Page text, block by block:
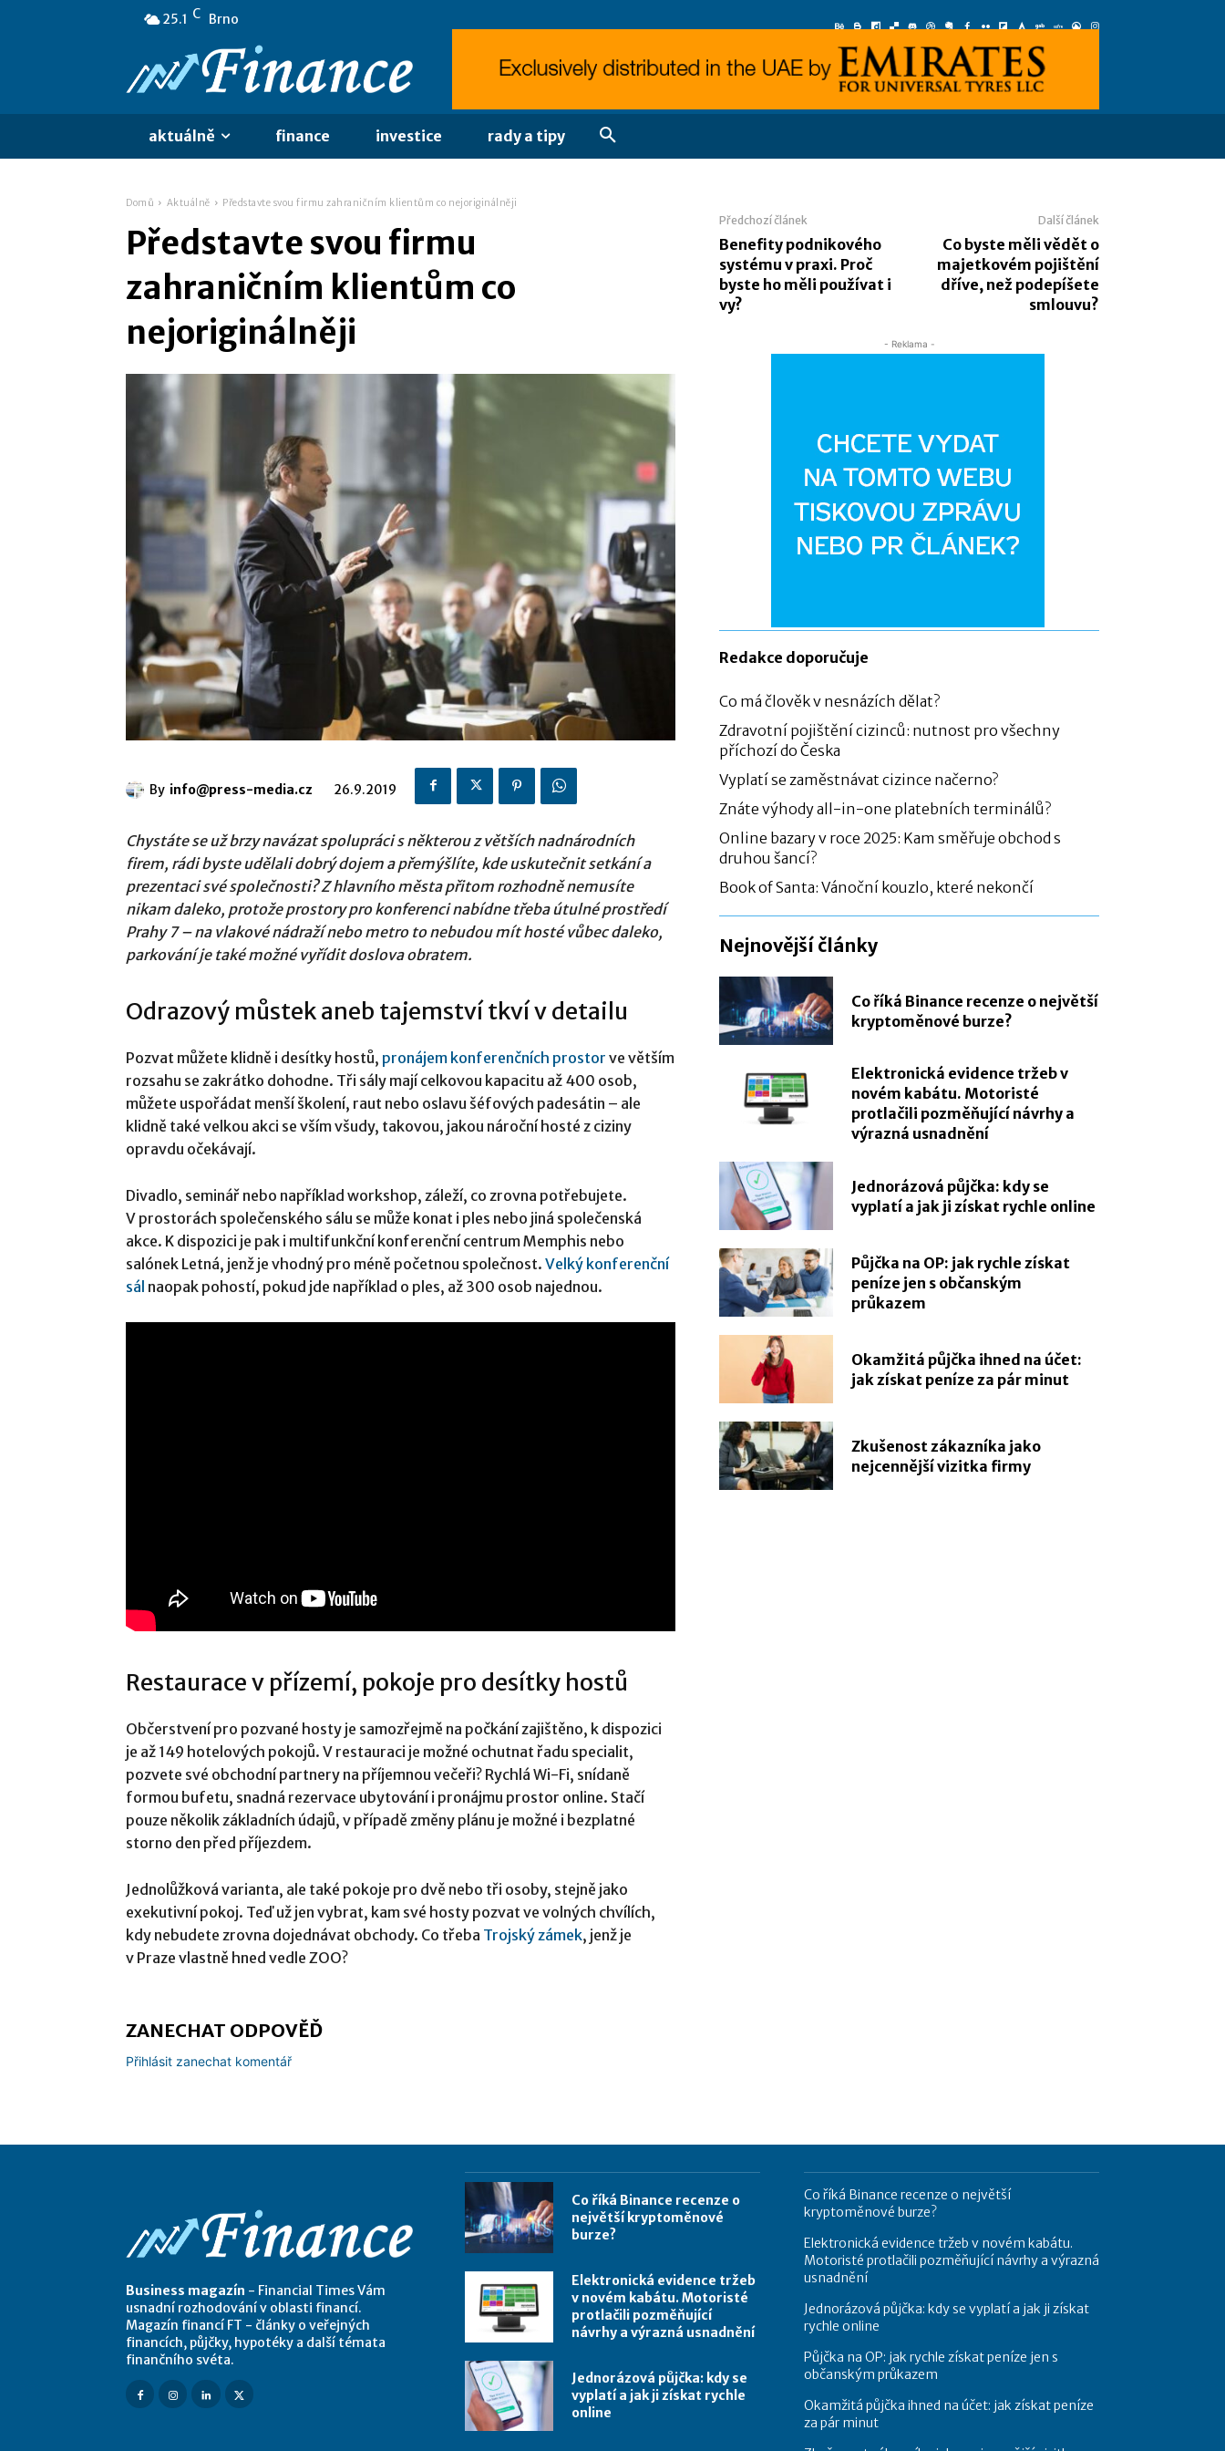
25.1 C Brno
aktuálně finance investice rady a tipy
Domů Aktuálně Představte svou firmu zahraničním klientům co nejoriginálněji
Představte svou firmu
zahraničním klientům co
nejoriginálněji
By info@press-media.cz 26.9.2019
Chystáte se už brzy navázat spolupráci s některou z větších nadnárodních
firem, rádi byste udělali dobrý dojem a přemýšlíte, kde uskutečnit setkání a
prezentaci své společnosti? Z hlavního města přitom rozhodně nemusíte
nikam daleko, protože prostory pro konferenci nabídne třeba útulné prostředí
Prahy 7 – na vlakové nádraží nebo metro to nebudou mít hosté vůbec daleko,
parkování je také možné vyřídit doslova obratem.
Odrazový můstek aneb tajemství tkví v detailu
Pozvat můžete klidně i desítky hostů, pronájem konferenčních prostor ve větším
rozsahu se zakrátko dohodne. Tři sály mají celkovou kapacitu až 400 osob,
můžete uspořádat menší školení, raut nebo oslavu šéfových padesátin – ale
klidně také velkou akci se vším všudy, takovou, jakou nároční hosté z ciziny
opravdu očekávají.
Divadlo, seminář nebo například workshop, záleží, co zrovna potřebujete.
V prostorách společenského sálu se může konat i ples nebo jiná společenská
akce. K dispozici je pak i multifunkční konferenční centrum Memphis nebo
salónek Letná, jenž je vhodný pro méně početnou společnost. Velký konferenční
sál naopak pohostí, pokud jde například o ples, až 300 osob najednou.
Restaurace v přízemí, pokoje pro desítky hostů
Občerstvení pro pozvané hosty je samozřejmě na počkání zajištěno, k dispozici
je až 149 hotelových pokojů. V restauraci je možné ochutnat řadu specialit,
pozvete své obchodní partnery na příjemnou večeři? Rychlá Wi-Fi, snídaně
formou bufetu, snadná rezervace ubytování i pronájmu prostor online. Stačí
pouze několik základních údajů, v případě změny plánu je možné i bezplatné
storno den před příjezdem.
Jednolůžková varianta, ale také pokoje pro dvě nebo tři osoby, stejně jako
exekutivní pokoj. Teď už jen vybrat, kam své hosty pozvat ve volných chvílích,
kdy nebudete zrovna dojednávat obchody. Co třeba Trojský zámek, jenž je
v Praze vlastně hned vedle ZOO?
Předchozí článek
Benefity podnikového
systému v praxi. Proč
byste ho měli používat i
vy?
Další článek
Co byste měli vědět o
majetkovém pojištění
dříve, než podepíšete
smlouvu?
- Reklama -
Redakce doporučuje
Co má člověk v nesnázích dělat?
Zdravotní pojištění cizinců: nutnost pro všechny
příchozí do Česka
Vyplatí se zaměstnávat cizince načerno?
Znáte výhody all-in-one platebních terminálů?
Online bazary v roce 2025: Kam směřuje obchod s
druhou šancí?
Book of Santa: Vánoční kouzlo, které nekončí
Nejnovější články
Co říká Binance recenze o největší
kryptoměnové burze?
Elektronická evidence tržeb v
novém kabátu. Motoristé
protlačili pozměňující návrhy a
výrazná usnadnění
Jednorázová půjčka: kdy se
vyplatí a jak ji získat rychle online
Půjčka na OP: jak rychle získat
peníze jen s občanským
průkazem
Okamžitá půjčka ihned na účet:
jak získat peníze za pár minut
Zkušenost zákazníka jako
nejcennější vizitka firmy
ZANECHAT ODPOVĚĎ
Přihlásit zanechat komentář
Business magazín - Financial Times Vám
usnadní rozhodování v oblasti financí.
Magazín financí FT - články o veřejných
financích, půjčky, hypotéky a další témata
finančního svéta.
Co říká Binance recenze o
největší kryptoměnové
burze?
Elektronická evidence tržeb
v novém kabátu. Motoristé
protlačili pozměňující
návrhy a výrazná usnadnění
Jednorázová půjčka: kdy se
vyplatí a jak ji získat rychle
online
Co říká Binance recenze o největší
kryptoměnové burze?
Elektronická evidence tržeb v novém kabátu.
Motoristé protlačili pozměňující návrhy a výrazná
usnadnění
Jednorázová půjčka: kdy se vyplatí a jak ji získat
rychle online
Půjčka na OP: jak rychle získat peníze jen s
občanským průkazem
Okamžitá půjčka ihned na účet: jak získat peníze
za pár minut